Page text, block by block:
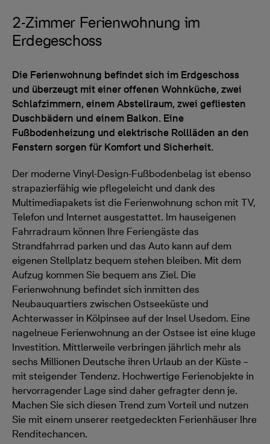
2-Zimmer Ferienwohnung im
Erdegeschoss
Die Ferienwohnung befindet sich im Erdgeschoss
und überzeugt mit einer offenen Wohnküche, zwei
Schlafzimmern, einem Abstellraum, zwei gefliesten
Duschbädern und einem Balkon. Eine
Fußbodenheizung und elektrische Rollläden an den
Fenstern sorgen für Komfort und Sicherheit.
Der moderne Vinyl-Design-Fußbodenbelag ist ebenso
strapazierfähig wie pflegeleicht und dank des
Multimediapakets ist die Ferienwohnung schon mit TV,
Telefon und Internet ausgestattet. Im hauseigenen
Fahrradraum können Ihre Feriengäste das
Strandfahrrad parken und das Auto kann auf dem
eigenen Stellplatz bequem stehen bleiben. Mit dem
Aufzug kommen Sie bequem ans Ziel. Die
Ferienwohnung befindet sich inmitten des
Neubauquartiers zwischen Ostseeküste und
Achterwasser in Kölpinsee auf der Insel Usedom. Eine
nagelneue Ferienwohnung an der Ostsee ist eine kluge
Investition. Mittlerweile verbringen jährlich mehr als
sechs Millionen Deutsche ihren Urlaub an der Küste –
mit steigender Tendenz. Hochwertige Ferienobjekte in
hervorragender Lage sind daher gefragter denn je.
Machen Sie sich diesen Trend zum Vorteil und nutzen
Sie mit einem unserer reetgedeckten Ferienhäuser Ihre
Renditechancen.